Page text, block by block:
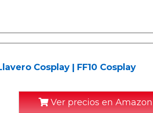
Cosplay | FF10 Cosplay
Ver precios en Amazon